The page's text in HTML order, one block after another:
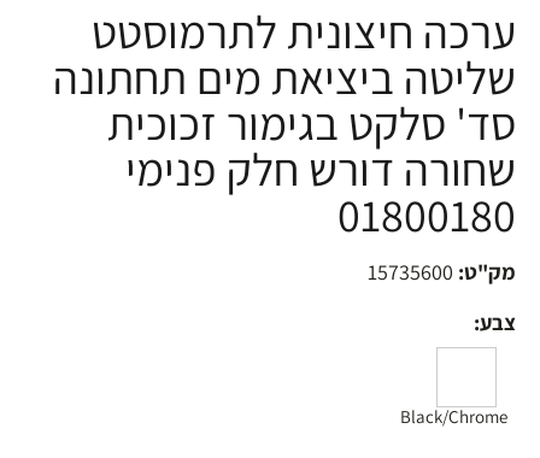
ערכה חיצונית לתרמוסטט
שליטה ביציאת מים תחתונה
סד' סלקט בגימור זכוכית
שחורה דורש חלק פנימי
01800180
מק"ט: 15735600
צבע:
Black/Chrome